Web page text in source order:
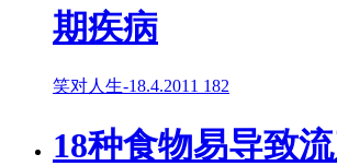
期疾病
笑对人生-18.4.2011 182
18种食物易导致